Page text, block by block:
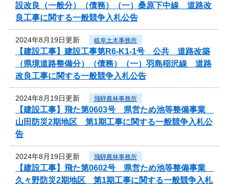
設改良（一般分）（債務）（一）桑原下中線 道路改
良工事に関する一般競争入札公告
2024年8月19日更新 岐阜土木事務所
【建設工事】建設工事第R6-K1-1号 公共 道路改築
（県境道路整備分）（債務）（一）羽島稲沢線 道路
改良工事に関する一般競争入札公告
2024年8月19日更新 飛騨農林事務所
【建設工事】飛た第0603号 県営ため池等整備事業
山田防災2期地区 第1期工事に関する一般競争入札公
告
2024年8月19日更新 飛騨農林事務所
【建設工事】飛た第0602号 県営ため池等整備事業
久々野防災2期地区 第1期工事に関する一般競争入札